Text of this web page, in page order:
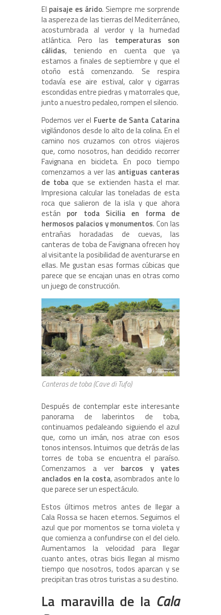
El paisaje es árido. Siempre me sorprende
la aspereza de las tierras del Mediterráneo,
acostumbrada al verdor y la humedad
atlántica. Pero las temperaturas son
cálidas, teniendo en cuenta que ya
estamos a finales de septiembre y que el
otoño está comenzando. Se respira
todavía ese aire estival, calor y cigarras
escondidas entre piedras y matorrales que,
junto a nuestro pedaleo, rompen el silencio.
Podemos ver el Fuerte de Santa Catarina
vigilándonos desde lo alto de la colina. En el
camino nos cruzamos con otros viajeros
que, como nosotros, han decidido recorrer
Favignana en bicicleta. En poco tiempo
comenzamos a ver las antiguas canteras
de toba que se extienden hasta el mar.
Impresiona calcular las toneladas de esta
roca que salieron de la isla y que ahora
están por toda Sicilia en forma de
hermosos palacios y monumentos. Con las
entrañas horadadas de cuevas, las
canteras de toba de Favignana ofrecen hoy
al visitante la posibilidad de aventurarse en
ellas. Me gustan esas formas cúbicas que
parece que se encajan unas en otras como
un juego de construcción.
Canteras de toba (Cave di Tufo)
Después de contemplar este interesante
panorama de laberintos de toba,
continuamos pedaleando siguiendo el azul
que, como un imán, nos atrae con esos
tonos intensos. Intuimos que detrás de las
torres de toba se encuentra el paraíso.
Comenzamos a verbarcos y yates
anclados en la costa, asombrados ante lo
que parece ser un espectáculo.
Estos últimos metros antes de llegar a
Cala Rossa se hacen eternos. Seguimos el
azul que por momentos se torna violeta y
que comienza a confundirse con el del cielo.
Aumentamos la velocidad para llegar
cuanto antes, otras bicis llegan al mismo
tiempo que nosotros, todos aparcan y se
precipitan tras otros turistas a su destino.
La maravilla de la Cala